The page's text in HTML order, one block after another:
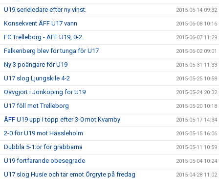
U19 serieledare efter ny vinst. 2015-06-14 09:32
Konsekvent ÄFF U17 vann 2015-06-08 10:16
FC Trelleborg - ÄFF U19, 0-2. 2015-06-07 11:29
Falkenberg blev för tunga för U17 2015-06-02 09:01
Ny 3 poängare för U19 2015-05-31 11:33
U17 slog Ljungskile 4-2 2015-05-25 10:58
Oavgjort i Jönköping för U19 2015-05-24 20:32
U17 föll mot Trelleborg 2015-05-20 10:18
ÄFF U19 upp i topp efter 3-0 mot Kvarnby 2015-05-17 14:34
2-0 för U19 mot Hässleholm 2015-05-15 16:06
Dubbla 5-1:or för grabbarna 2015-05-11 10:59
U19 fortfarande obesegrade 2015-05-04 10:24
U17 slog Husie och tar emot Örgryte på fredag 2015-04-28 11:02